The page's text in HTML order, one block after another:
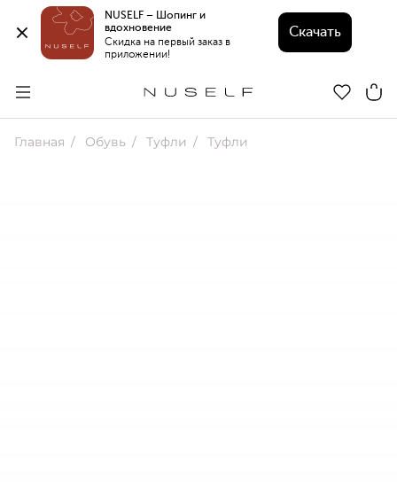
NUSELF – Шопинг и
вдохновение
Скидка на первый заказ в
приложении!
Скачать
Главная Обувь Туфли Туфли